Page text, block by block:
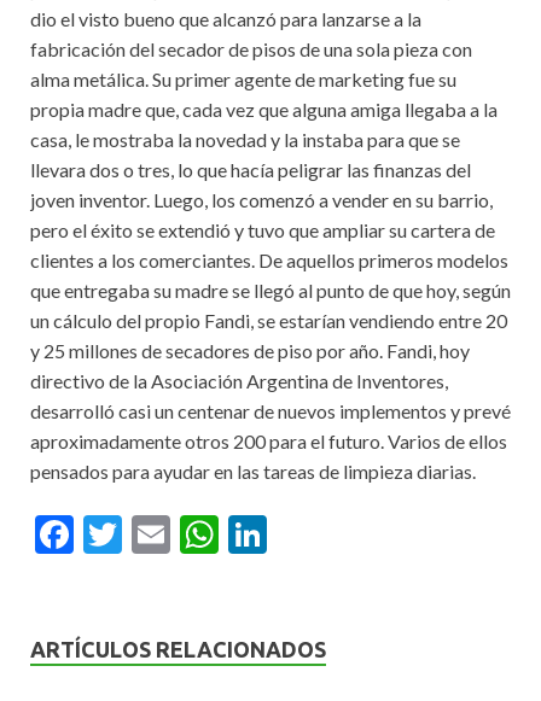
dio el visto bueno que alcanzó para lanzarse a la
fabricación del secador de pisos de una sola pieza con
alma metálica. Su primer agente de marketing fue su
propia madre que, cada vez que alguna amiga llegaba a la
casa, le mostraba la novedad y la instaba para que se
llevara dos o tres, lo que hacía peligrar las finanzas del
joven inventor. Luego, los comenzó a vender en su barrio,
pero el éxito se extendió y tuvo que ampliar su cartera de
clientes a los comerciantes. De aquellos primeros modelos
que entregaba su madre se llegó al punto de que hoy, según
un cálculo del propio Fandi, se estarían vendiendo entre 20
y 25 millones de secadores de piso por año. Fandi, hoy
directivo de la Asociación Argentina de Inventores,
desarrolló casi un centenar de nuevos implementos y prevé
aproximadamente otros 200 para el futuro. Varios de ellos
pensados para ayudar en las tareas de limpieza diarias.
F
b
T
er
E
l
W
s
dI
ARTÍCULOS RELACIONADOS